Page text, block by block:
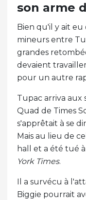
son arme
Bien qu'il y ait
mineurs entre
grandes
devaient
pour un autre
Tupac arriva
Quad de Times
s'apprêtait à se
Mais au lieu de
hall et a été tué
York Times.
Il a survécu à
Biggie pourrait